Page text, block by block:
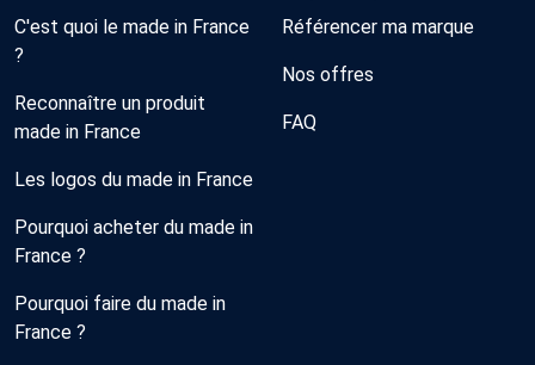
C'est quoi le made in France
?
Reconnaître un produit
made in France
Les logos du made in France
Pourquoi acheter du made in
France ?
Pourquoi faire du made in
France ?
Référencer ma marque
Nos offres
FAQ